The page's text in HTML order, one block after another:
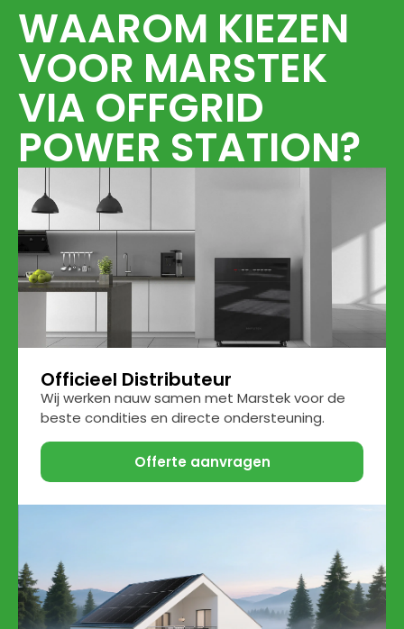
WAAROM KIEZEN
VOOR MARSTEK
VIA OFFGRID
POWER STATION?
Officieel Distributeur
Wij werken nauw samen met Marstek voor de
beste condities en directe ondersteuning.
Offerte aanvragen